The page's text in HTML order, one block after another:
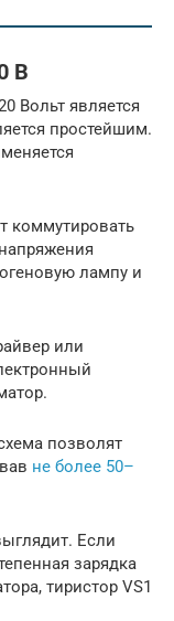
В
Вольт является
простейшим.
коммутировать
лампу и
или
позволят
не более 50–
Если
зарядка
тиристор VS1